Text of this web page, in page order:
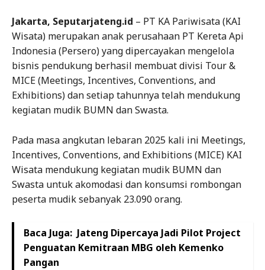
Jakarta, Seputarjateng.id – PT KA Pariwisata (KAI
Wisata) merupakan anak perusahaan PT Kereta Api
Indonesia (Persero) yang dipercayakan mengelola
bisnis pendukung berhasil membuat divisi Tour &
MICE (Meetings, Incentives, Conventions, and
Exhibitions) dan setiap tahunnya telah mendukung
kegiatan mudik BUMN dan Swasta.
Pada masa angkutan lebaran 2025 kali ini Meetings,
Incentives, Conventions, and Exhibitions (MICE) KAI
Wisata mendukung kegiatan mudik BUMN dan
Swasta untuk akomodasi dan konsumsi rombongan
peserta mudik sebanyak 23.090 orang.
Baca Juga: Jateng Dipercaya Jadi Pilot Project
Penguatan Kemitraan MBG oleh Kemenko
Pangan